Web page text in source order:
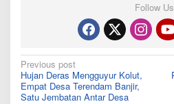
Follow Us
Post
navigation
Previous post
Hujan Deras Mengguyur Kolut,
Empat Desa Terendam Banjir,
Satu Jembatan Antar Desa